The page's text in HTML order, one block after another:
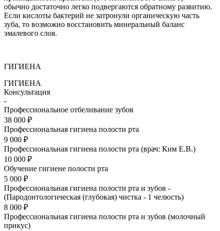
обычно достаточно легко подвергаются обратному развитию.
Если кислоты бактерий не затронули органическую часть
зуба, то возможно восстановить минеральный баланс
эмалевого слоя.
ГИГИЕНА
ГИГИЕНА
Консультация
-
Профессиональное отбеливание зубов
38 000 ₽
Профессиональная гигиена полости рта
9 000 ₽
Профессиональная гигиена полости рта (врач: Ким Е.В.)
10 000 ₽
Обучение гигиене полости рта
5 000 ₽
Профессиональная гигиена полости рта и зубов -
(Пародонтологическая (глубокая) чистка - 1 челюсть)
8 000 ₽
Профессиональная гигиена полости рта и зубов (молочный
прикус)